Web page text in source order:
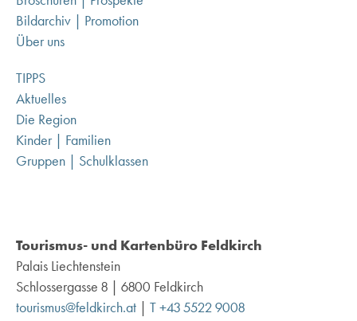
Tourismus- und Kartenbüro Feldkirch
Palais Liechtenstein
Schlossergasse 8 | 6800 Feldkirch
tourismus@feldkirch.at
T +43 5522 9008
Bildarchiv | Promotion
Über uns
TIPPS
Aktuelles
Die Region
Kinder | Familien
Gruppen | Schulklassen